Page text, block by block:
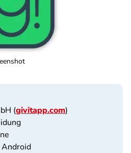
(givitapp.com)
Android